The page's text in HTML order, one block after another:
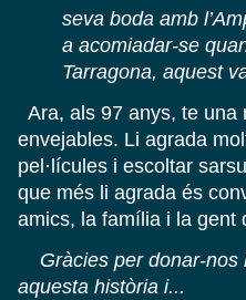
seva boda amb
a acomiadar-se
Tarragona, aquest
Ara, als 97 anys, te una
envejables. Li agrada
pel·lícules i escoltar
que més li agrada és
amics, la família i la gent
Gràcies per donar-nos
aquesta història i...